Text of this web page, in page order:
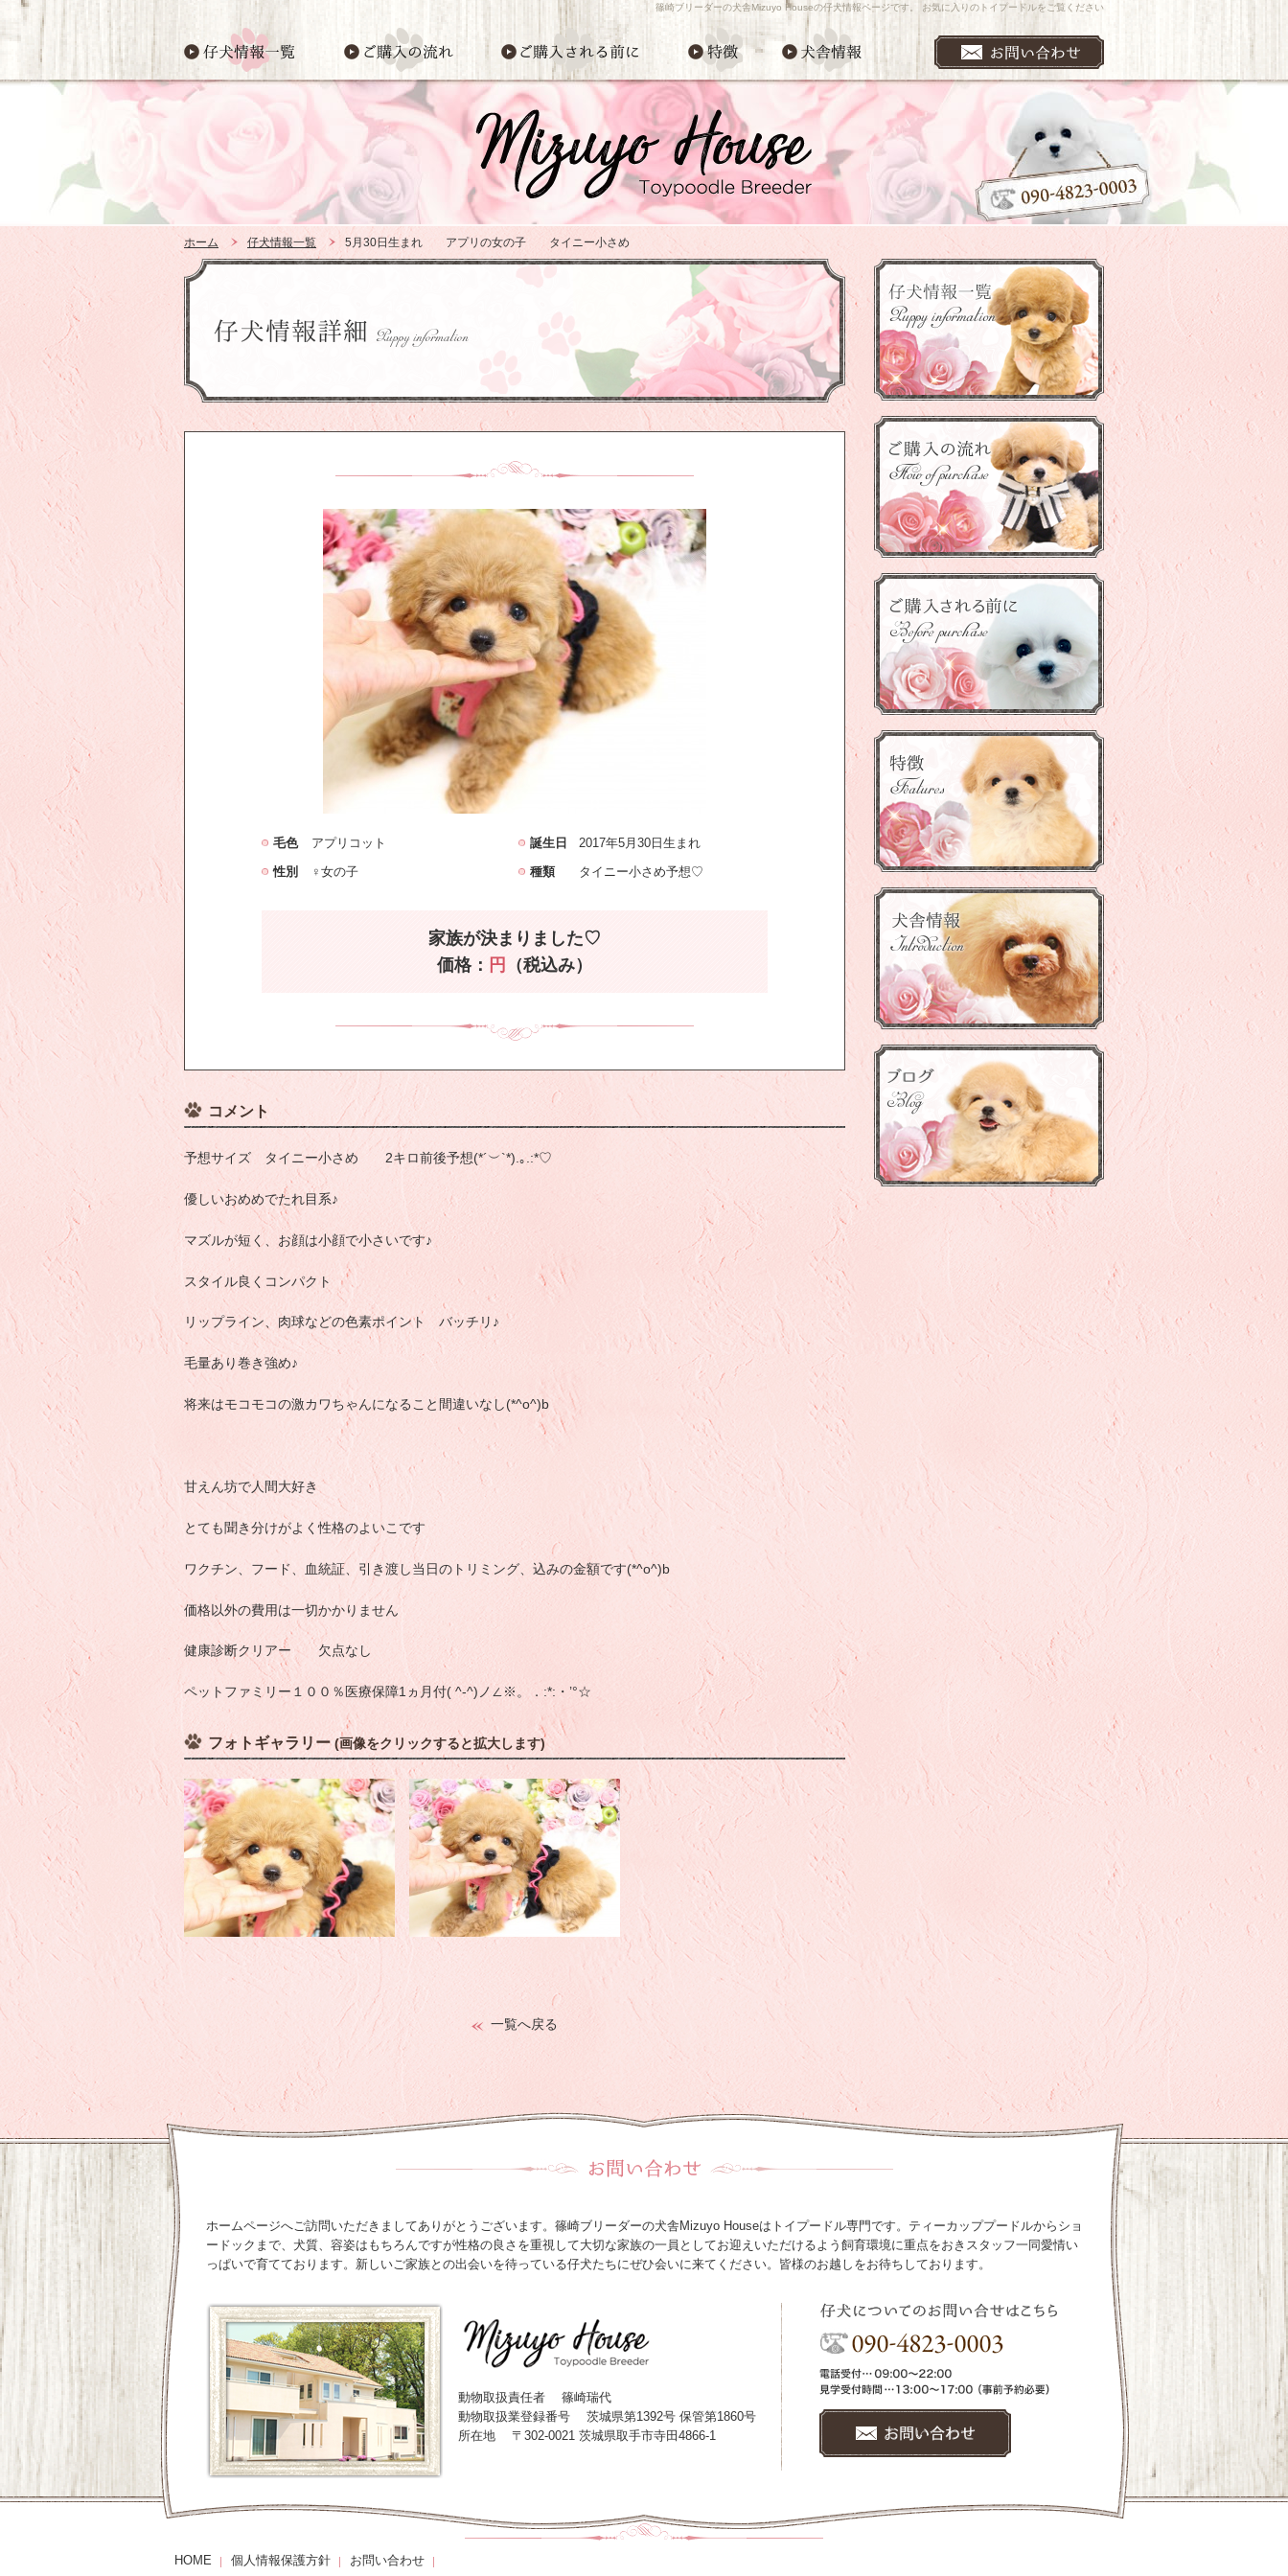
篠崎ブリーダーの犬舎Mizuyo Houseの仔犬情報ページです。 お気に入りのトイプードルをご覧ください
ホーム 仔犬情報一覧 5月30日生まれ アプリの女の子 タイニー小さめ
毛色 アプリコット 誕生日
2017年5月30日生まれ
性別
♀女の子 種類 タイニー小さめ予想♡
家族が決まりました♡
価格： 円 （税込み）
コメント
予想サイズ タイニー小さめ 2キロ前後予想(*´︶`*).｡.:*♡
優しいおめめでたれ目系♪
マズルが短く、お顔は小顔で小さいです♪
スタイル良くコンパクト
リップライン、肉球などの色素ポイント バッチリ♪
毛量あり巻き強め♪
将来はモコモコの激カワちゃんになること間違いなし(*^o^)b
甘えん坊で人間大好き
とても聞き分けがよく性格のよいこです
ワクチン、フード、血統証、引き渡し当日のトリミング、込みの金額です(*^o^)b
価格以外の費用は一切かかりません
健康診断クリアー 欠点なし
ペットファミリー１００％医療保障1ヵ月付( ^-^)ノ∠※。．:*:・’°☆
フォトギャラリー (画像をクリックすると拡大します)
一覧へ戻る
ホームページへご訪問いただきましてありがとうございます。篠崎ブリーダーの犬舎Mizuyo Houseはトイプードル専門です。ティーカッププードルからショ
ードックまで、犬質、容姿はもちろんですが性格の良さを重視して大切な家族の一員としてお迎えいただけるよう飼育環境に重点をおきスタッフ一同愛情い
っぱいで育てております。新しいご家族との出会いを待っている仔犬たちにぜひ会いに来てください。皆様のお越しをお待ちしております。
動物取扱責任者
篠崎瑞代
動物取扱業登録番号
茨城県第1392号 保管第1860号
所在地
〒302-0021 茨城県取手市寺田4866-1
HOME 個人情報保護方針 お問い合わせ